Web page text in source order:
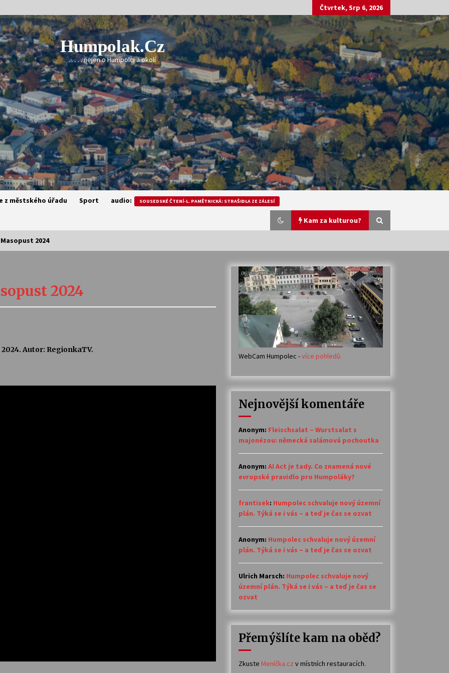
Čtvrtek, Srp 6, 2026
Humpolak.cz
. . . . . nejen o Humpolci a okolí
z městského úřadu Sport audio: SOUSEDSKÉ ČTENÍ-L. PAMĚTNICKÁ: STRAŠIDLA ZE ZÁLESÍ
Kam za kulturou?
Veselí muzikanti
30. 7. 2026
Votavžatský ploty
23. 7. 2026
14. 7. 2026
30. 6. 2026
2024
2024
Autor: RegionkaTV.
WebCam Humpolec -více pohledů
Nejnovější komentáře
Anonym: Fleischsalat – Wurstsalat s
majonézou: německá salámová pochoutka
Anonym: AI Act je tady. Co znamená nové
evropské pravidlo pro Humpoláky?
frantisek: Humpolec schvaluje nový územní
plán. Týká se i vás – a teď je čas se ozvat
Anonym: Humpolec schvaluje nový územní
plán. Týká se i vás – a teď je čas se ozvat
Ulrich Marsch: Humpolec schvaluje nový
územní plán. Týká se i vás – a teď je čas se
ozvat
Přemýšlíte kam na oběd?
Zkuste Meníčka.cz v místních restauracích.